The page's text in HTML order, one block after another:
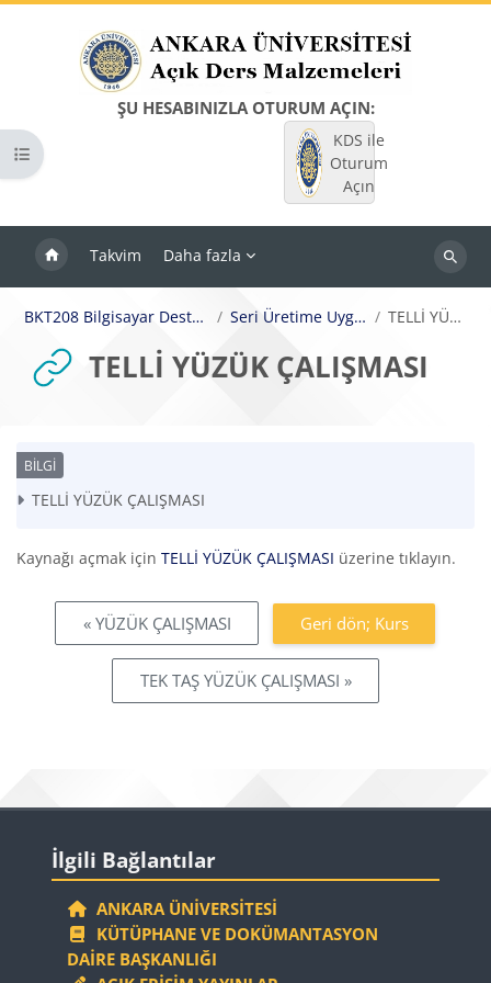
ŞU HESABINIZLA OTURUM AÇIN:
KDS ile
Oturum
Açın
Takvim Daha fazla
Dersleri
Kurs dizinini aç
BKT208 Bilgisayar Destekli Üretime Yönelik Tasarım Seri Üretime Uygun Model Üretebilme II TELLİ YÜZÜK ÇALIŞMASI
TELLİ YÜZÜK ÇALIŞMASI
Tamamlama Gereklilikleri
TELLİ YÜZÜK ÇALIŞMASI
Kaynağı açmak için TELLİ YÜZÜK ÇALIŞMASI üzerine tıklayın.
« YÜZÜK ÇALIŞMASI Geri dön; Kurs
TEK TAŞ YÜZÜK ÇALIŞMASI »
Bloklar
İlgili Bağlantılar
ANKARA ÜNIVERSITESI
KÜTÜPHANE VE DOKÜMANTASYON
DAIRE BAŞKANLIĞI